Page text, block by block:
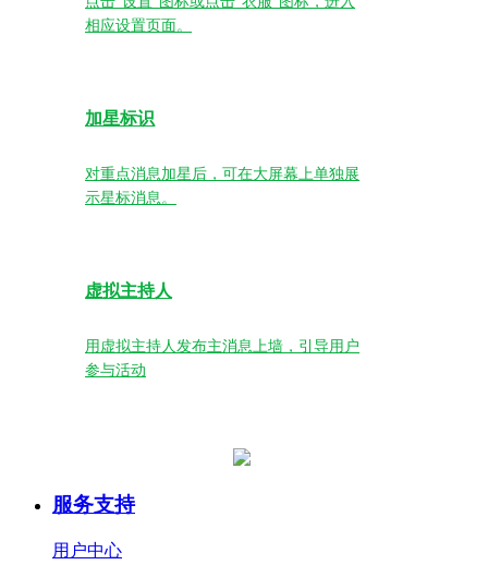
相应设置页面。
加星标识
对重点消息加星后，可在大屏幕上单独展
示星标消息。
虚拟主持人
用虚拟主持人发布主消息上墙，引导用户
参与活动
服务支持
用户中心